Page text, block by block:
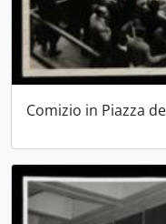
Comizio in Piazza